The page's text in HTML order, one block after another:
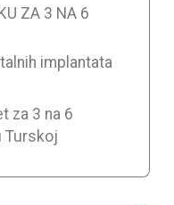
ZA 3 NA 6
implantata
za 3 na 6
Turskoj